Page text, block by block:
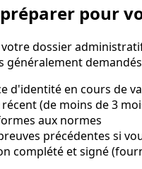
pour
dossier
généralement
d'identité en cours de
(de moins de 3
aux normes
précédentes si
complété et signé